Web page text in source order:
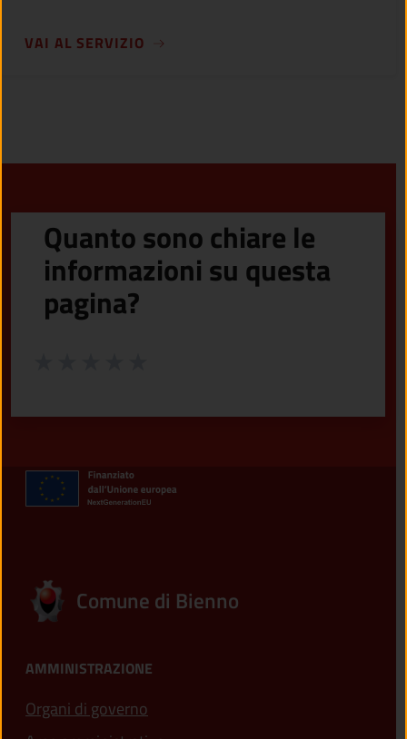
VAI AL SERVIZIO
Quanto sono chiare le
informazioni su questa
pagina?
Comune di Bienno
AMMINISTRAZIONE
Organi di governo